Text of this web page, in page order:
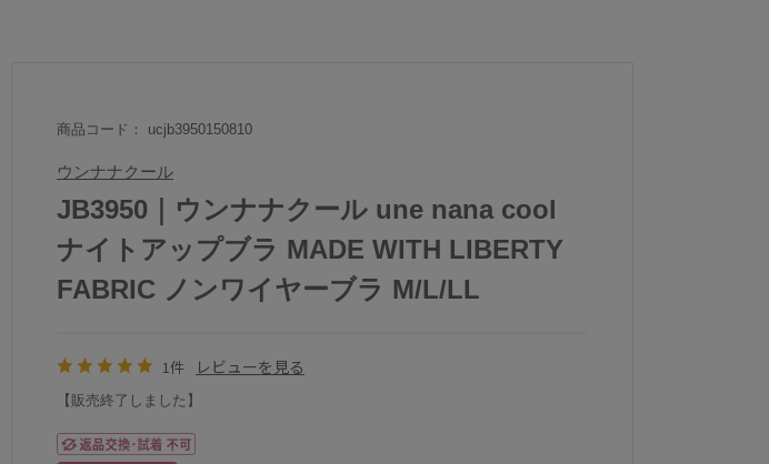
商品コード： ucjb3950150810
ウンナナクール
JB3950｜ウンナナクール une nana cool
ナイトアップブラ MADE WITH LIBERTY
FABRIC ノンワイヤーブラ M/L/LL
1件 レビューを見る
【販売終了しました】